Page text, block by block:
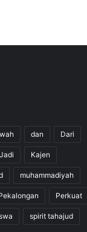
dan Dari
Jadi Kajen
muhammadiyah
Perkuat
spirit tahajud